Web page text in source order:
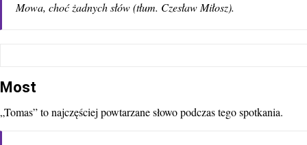
Mowa, choć żadnych słów (tłum. Czesław Miłosz).
Most
„Tomas” to najczęściej powtarzane słowo podczas tego spotkania.